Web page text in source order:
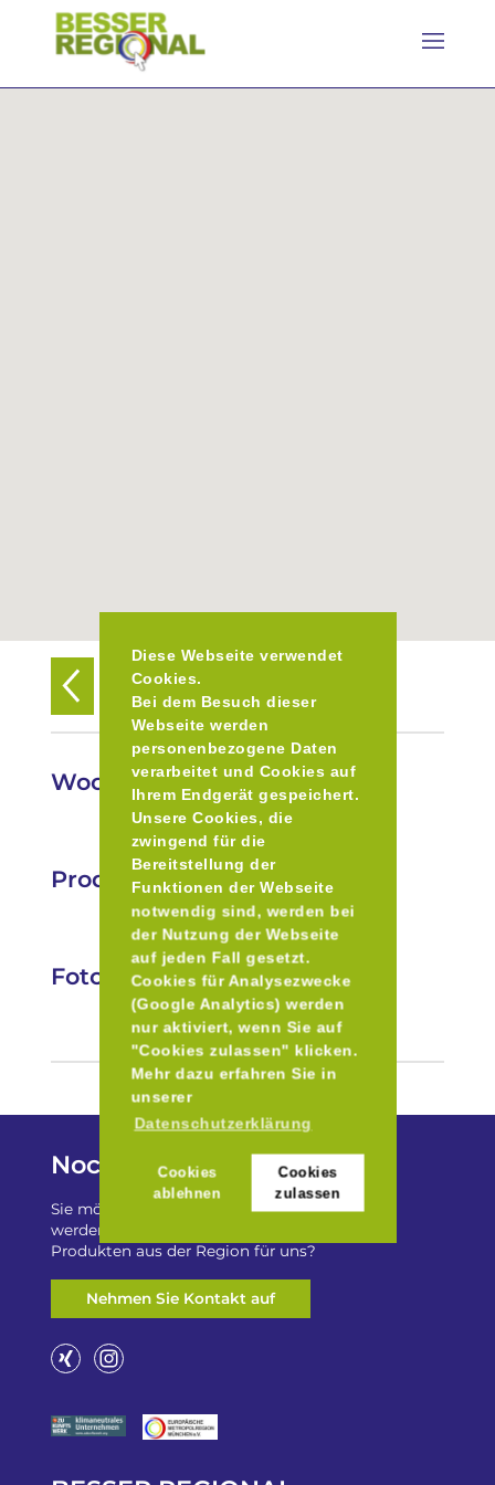
Diese Webseite verwendet
Cookies.
Bei dem Besuch dieser
Webseite werden
personenbezogene Daten
verarbeitet und Cookies auf
Ihrem Endgerät gespeichert.
Unsere Cookies, die
zwingend für die
Bereitstellung der
Funktionen der Webseite
notwendig sind, werden bei
der Nutzung der Webseite
auf jeden Fall gesetzt.
Cookies für Analysezwecke
(Google Analytics) werden
nur aktiviert, wenn Sie auf
"Cookies zulassen" klicken.
Mehr dazu erfahren Sie in
unserer
Datenschutzerklärung
Cookies
ablehnen
Cookies
zulassen
Zurück zur Übersicht
Wochenmarkt in Hundham
Produkte
Fotos
Noch Fragen?
Sie möchten auf „Besser Regional“ gelistet
werden? Oder haben Sie einen Freizeittip zu
Produkten aus der Region für uns?
Nehmen Sie Kontakt auf